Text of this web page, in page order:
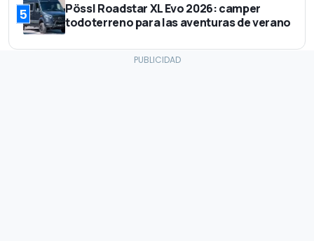
5
Pössl Roadstar XL Evo 2026: camper
todoterreno para las aventuras de verano